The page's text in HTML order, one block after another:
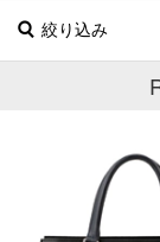
絞り込み